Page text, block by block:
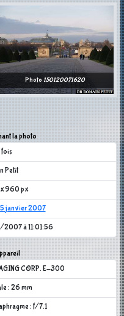
la photo
Petit
x 960 px
janvier 2007
2007 à 11:01:56
CORP. E-300
: 26 mm
: f/7.1
Photo 150120071620